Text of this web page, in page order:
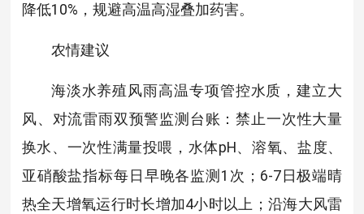
降低10%，规避高温高湿叠加药害。
农情建议
海淡水养殖风雨高温专项管控水质，建立大
风、对流雷雨双预警监测台账：禁止一次性大量
换水、一次性满量投喂，水体pH、溶氧、盐度、
亚硝酸盐指标每日早晚各监测1次；6-7日极端晴
热全天增氧运行时长增加4小时以上；沿海大风雷